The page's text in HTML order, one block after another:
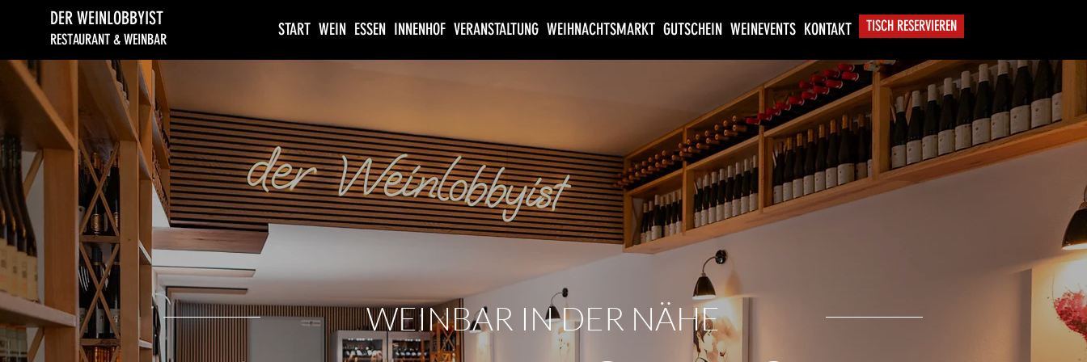
DER WEINLOBBYIST
RESTAURANT & WEINBAR
START WEIN ESSEN INNENHOF VERANSTALTUNG WEIHNACHTSMARKT GUTSCHEIN WEINEVENTS KONTAKT TISCH RESERVIEREN
WEINBAR IN DER NÄHE